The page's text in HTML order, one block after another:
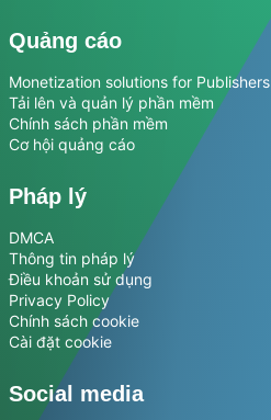
Quảng cáo
Monetization solutions for Publishers
Tải lên và quản lý phần mềm
Chính sách phần mềm
Cơ hội quảng cáo
Pháp lý
DMCA
Thông tin pháp lý
Điều khoản sử dụng
Privacy Policy
Chính sách cookie
Cài đặt cookie
Social media